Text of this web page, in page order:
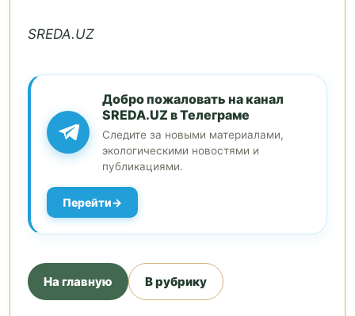
SREDA.UZ
Добро пожаловать на канал
SREDA.UZ в Телеграме
Следите за новыми материалами,
экологическими новостями и
публикациями.
Перейти
На главную В рубрику